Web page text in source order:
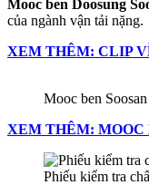
Mooc ben Doosung
của ngành vận tải nặng.
XEM THÊM: CLIP
Mooc ben
XEM THÊM: MOOC
Phiếu kiểm tra